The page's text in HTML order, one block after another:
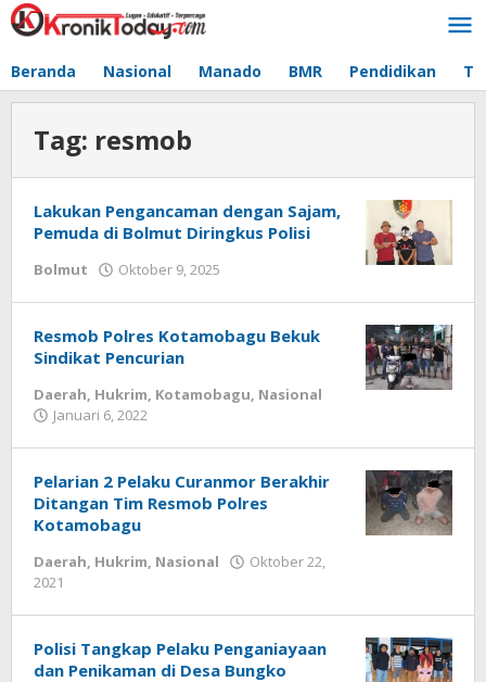
Lewati
ke
Beranda Nasional Manado BMR Pendidikan
Tag: resmob
Lakukan Pengancaman dengan Sajam,
Pemuda di Bolmut Diringkus Polisi
Bolmut Oktober 9, 2025
Resmob Polres Kotamobagu Bekuk
Sindikat Pencurian
Daerah, Hukrim, Kotamobagu, Nasional
Januari 6, 2022
Pelarian 2 Pelaku Curanmor Berakhir
Ditangan Tim Resmob Polres
Kotamobagu
Daerah, Hukrim, Nasional
Oktober 22,
2021
Polisi Tangkap Pelaku Penganiayaan
dan Penikaman di Desa Bungko